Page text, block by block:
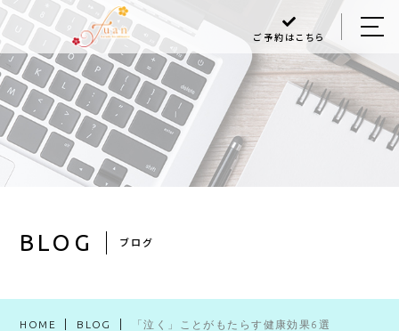
ご予約はこちら
BLOG ブログ
HOME BLOG 「泣く」ことがもたらす健康効果6選
HOME
ABOUT US
MENU
Q＆A